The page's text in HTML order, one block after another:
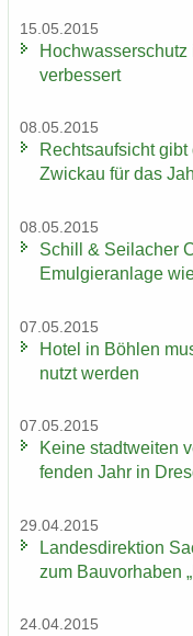
15.05.2015
ver­bes­sert
08.05.2015
Rechts­auf­sicht
Zwi­ckau für das
08.05.2015
Schill & Seil­a­cher
Emul­gier­an­la­ge
07.05.2015
Hotel in Böh­len
nutzt wer­den
07.05.2015
Keine stadt­wei­ten
fen­den Jahr in
29.04.2015
Lan­des­di­rek­ti­on
zum Bau­vor­ha­ben
24.04.2015